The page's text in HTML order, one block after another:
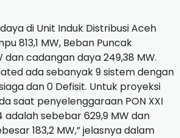
di Unit Induk Distribusi Aceh
813,1 MW, Beban Puncak
dan cadangan daya 249,38 MW.
ada sebanyak 9 sistem dengan
dan 0 Defisit. Untuk proyeksi
saat penyelenggaraan PON XXI
adalah sebebar 629,9 MW dan
183,2 MW,” jelasnya dalam